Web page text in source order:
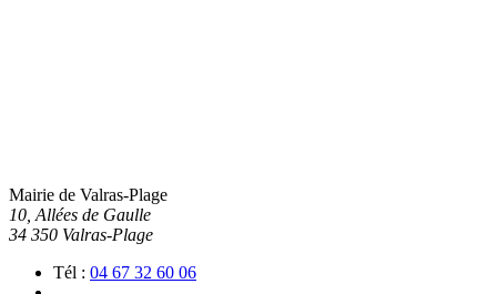
Mairie de Valras-Plage
10, Allées de Gaulle
34 350 Valras-Plage
Tél : 04 67 32 60 06